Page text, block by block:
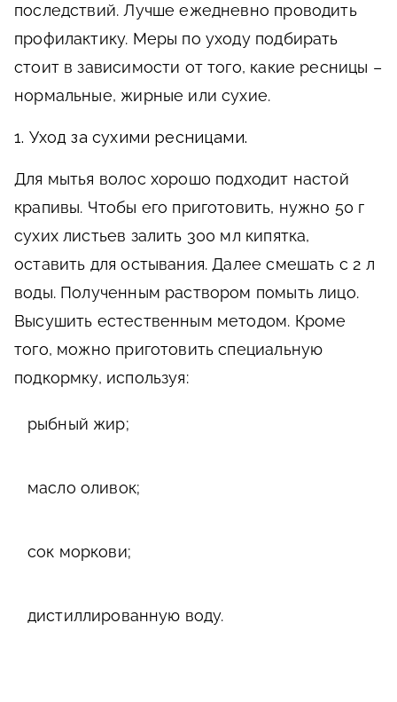
последствий. Лучше ежедневно проводить
профилактику. Меры по уходу подбирать
стоит в зависимости от того, какие ресницы –
нормальные, жирные или сухие.
1. Уход за сухими ресницами.
Для мытья волос хорошо подходит настой
крапивы. Чтобы его приготовить, нужно 50 г
сухих листьев залить 300 мл кипятка,
оставить для остывания. Далее смешать с 2 л
воды. Полученным раствором помыть лицо.
Высушить естественным методом. Кроме
того, можно приготовить специальную
подкормку, используя:
рыбный жир;
масло оливок;
сок моркови;
дистиллированную воду.